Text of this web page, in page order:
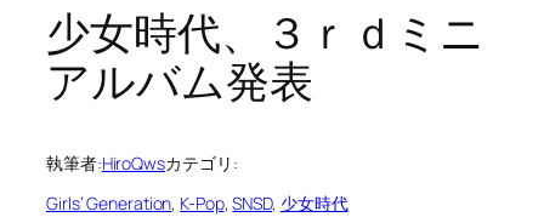
少女時代、３ｒｄミニ
アルバム発表
執筆者:HiroQwsカテゴリ:
Girls’ Generation, K-Pop, SNSD, 少女時代